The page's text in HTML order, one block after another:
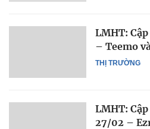
THỊ TRƯỜNG
LMHT:
– Teemo
LMHT:
27/02 –